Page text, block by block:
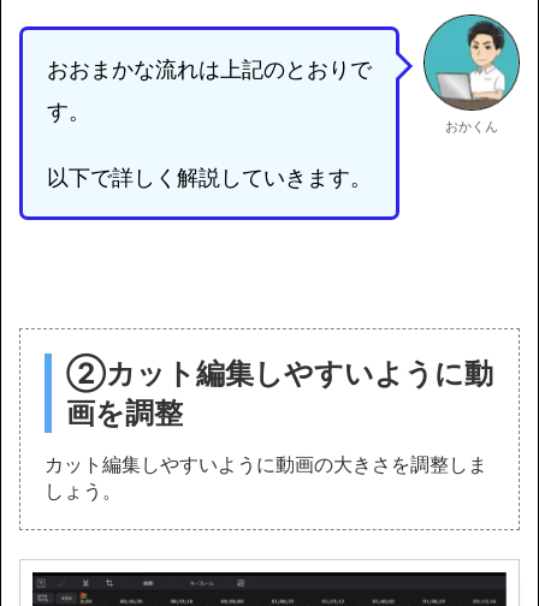
おおまかな流れは上記のとおりで
す。
以下で詳しく解説していきます。
おかくん
②カット編集しやすいように動
画を調整
カット編集しやすいように動画の大きさを調整しま
しょう。